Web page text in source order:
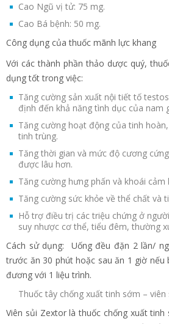
Cao Ngũ vị tử: 75 mg.
Cao Bá bệnh: 50 mg.
Công dụng của thuốc mãnh lực khang
Với các thành phần thảo dược quý,
dụng tốt trong việc:
Tăng cường sản xuất nội tiết tố
định đến khả năng tình dục của nam
Tăng cường hoạt động của tinh
tinh trùng.
Tăng thời gian và mức độ cương
được lâu hơn.
Tăng cường hưng phấn và khoái cảm
Tăng cường sức khỏe về thể chất và
Hỗ trợ điều trị các triệu chứng ở
suy nhược cơ thể, tiểu đêm, thường
Cách sử dụng: Uống đều đặn 2 lần/
trước ăn 30 phút hoặc sau ăn 1 giờ nếu
đương với 1 liệu trình.
Thuốc tây chống xuất tinh sớm – viên
Viên sủi Zextor là thuốc chống xuất